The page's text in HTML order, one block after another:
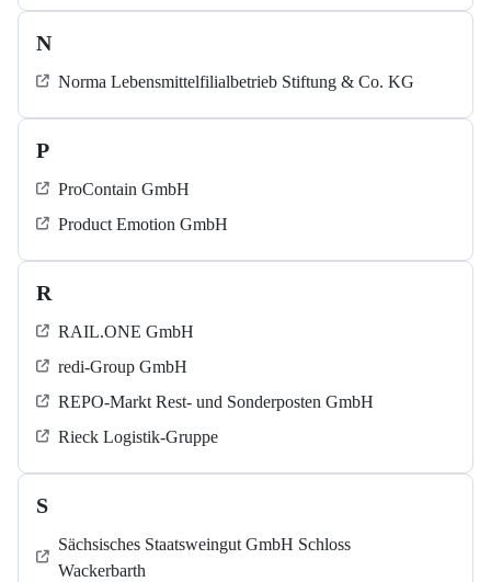
N
Norma Lebensmittelfilialbetrieb Stiftung & Co. KG
P
ProContain GmbH
Product Emotion GmbH
R
RAIL.ONE GmbH
redi-Group GmbH
REPO-Markt Rest- und Sonderposten GmbH
Rieck Logistik-Gruppe
S
Sächsisches Staatsweingut GmbH Schloss
Wackerbarth